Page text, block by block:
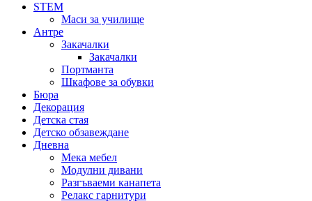
STEM
Маси за училище
Антре
Закачалки
Закачалки
Портманта
Шкафове за обувки
Бюра
Декорация
Детска стая
Детско обзавеждане
Дневна
Мека мебел
Модулни дивани
Разгъваеми канапета
Релакс гарнитури